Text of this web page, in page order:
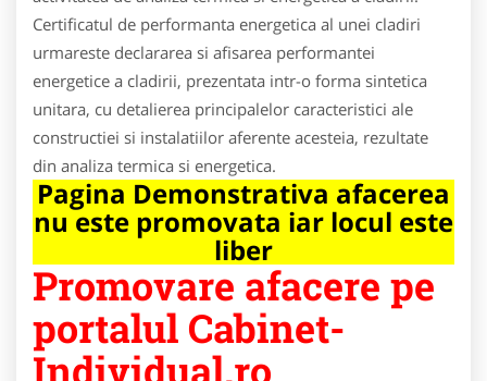
Certificatul de performanta energetica al unei cladiri
urmareste declararea si afisarea performantei
energetice a cladirii, prezentata intr-o forma sintetica
unitara, cu detalierea principalelor caracteristici ale
constructiei si instalatiilor aferente acesteia, rezultate
din analiza termica si energetica.
Pagina Demonstrativa afacerea
nu este promovata iar locul este
liber
Promovare afacere pe
portalul Cabinet-
Individual.ro